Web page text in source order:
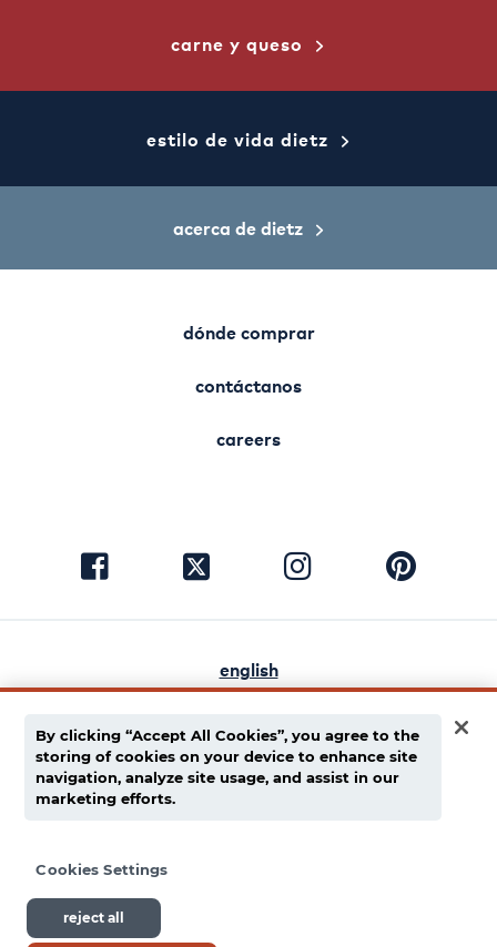
carne y queso
estilo de vida dietz
acerca de dietz
dónde comprar
contáctanos
careers
visit
facebook
visit
visit
instagram
visit
pinterest
english
política de privacidad
cadena de suministro
© 1939 - 2026 Dietz & Watson. Todos los derechos
By clicking “Accept All Cookies”, you agree to the
storing of cookies on your device to enhance site
navigation, analyze site usage, and assist in our
marketing efforts.
Cookies Settings
reject all